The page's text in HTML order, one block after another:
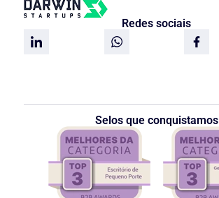
Redes sociais
Selos que conquistamos